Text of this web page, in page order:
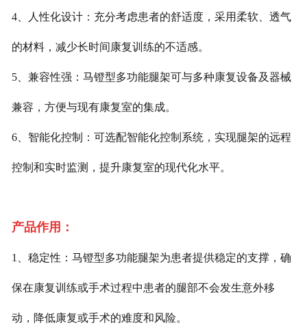
4、人性化设计：充分考虑患者的舒适度，采用柔软、透气
的材料，减少长时间康复训练的不适感。
5、兼容性强：马镫型多功能腿架可与多种康复设备及器械
兼容，方便与现有康复室的集成。
6、智能化控制：可选配智能化控制系统，实现腿架的远程
控制和实时监测，提升康复室的现代化水平。
产品作用：
1、稳定性：马镫型多功能腿架为患者提供稳定的支撑，确
保在康复训练或手术过程中患者的腿部不会发生意外移
动，降低康复或手术的难度和风险。